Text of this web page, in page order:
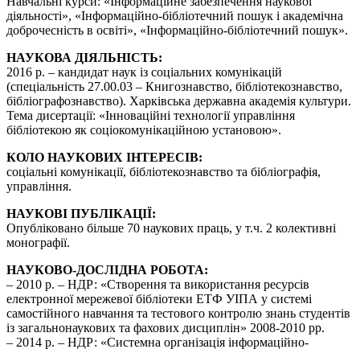
діяльності», «Інформаційно-бібліотечний пошук і академічна
доброчесність в освіті», «Інформаційно-бібліотечний пошук».
НАУКОВА ДІЯЛЬНІСТЬ:
2016 р. – кандидат наук із соціальних комунікацій
(спеціальність 27.00.03 – Книгознавство, бібліотекознавство,
бібліографознавство). Харківська державна академія культури.
Тема дисертації: «Інноваційні технології управління
бібліотекою як соціокомунікаційною установою».
КОЛО НАУКОВИХ ІНТЕРЕСІВ:
соціальні комунікації, бібліотекознавство та бібліографія,
управління.
НАУКОВІ ПУБЛІКАЦІЇ:
Опубліковано більше 70 наукових праць, у т.ч. 2 колективні
монографії.
НАУКОВО-ДОСЛІДНА РОБОТА:
– 2010 р. – НДР: «Створення та використання ресурсів
електронної мережевої бібліотеки ЕТФ УІПА у системі
самостійного навчання та тестового контролю знань студентів
із загальнонаукових та фахових дисциплін» 2008-2010 рр.
– 2014 р. – НДР: «Системна організація інформаційно-